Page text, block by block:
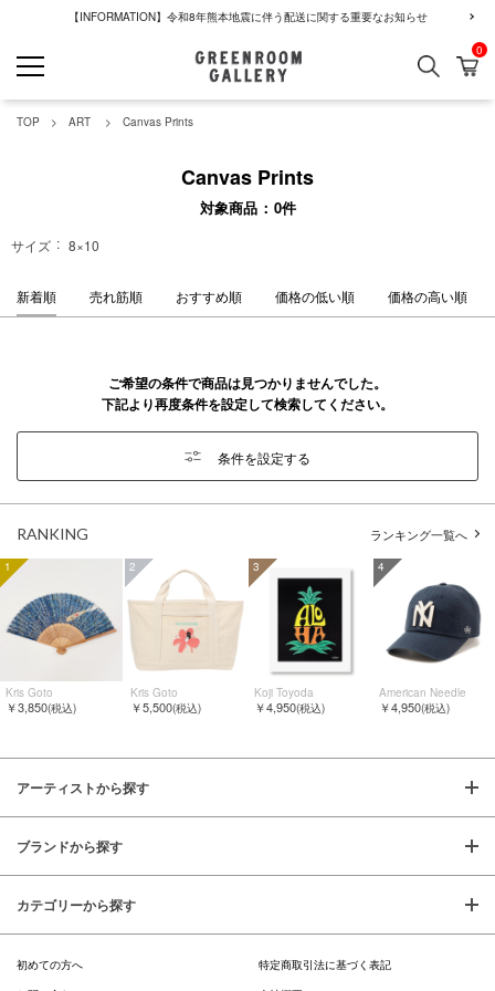
【INFORMATION】令和8年熊本地震に伴う配送に関する重要なお知らせ
検索 カ
0
TOP ART Canvas Prints
Canvas Prints
対象商品 0件
サイズ 8×10
新着順 売れ筋順 おすすめ順 価格の低い順 価格の高い順
ご希望の条件で商品は見つかりませんでした。
下記より再度条件を設定して検索してください。
条件を設定する
RANKING ランキング一覧へ
1
Kris Goto
￥3,850(税込)
2
Kris Goto
￥5,500(税込)
3
Koji Toyoda
￥4,950(税込)
4
American Needle
￥4,950(税込)
アーティストから探す
ブランドから探す
カテゴリーから探す
初めての方へ
特定商取引法に基づく表記